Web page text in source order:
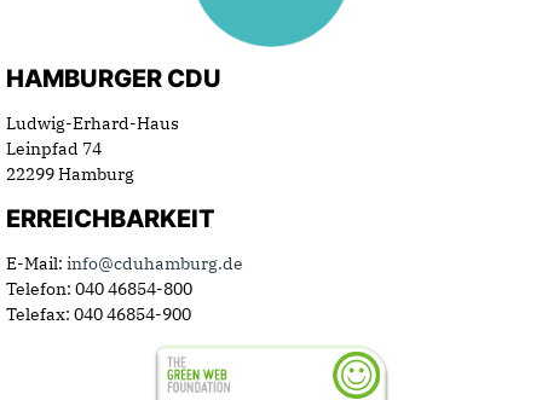
HAMBURGER CDU
Ludwig-Erhard-Haus
Leinpfad 74
22299 Hamburg
ERREICHBARKEIT
E-Mail: info@cduhamburg.de
Telefon: 040 46854-800
Telefax: 040 46854-900